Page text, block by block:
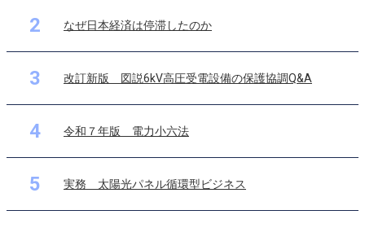
2 なぜ日本経済は停滞したのか
3 改訂新版 図説6kV高圧受電設備の保護協調Q&A
4 令和７年版 電力小六法
5 実務 太陽光パネル循環型ビジネス